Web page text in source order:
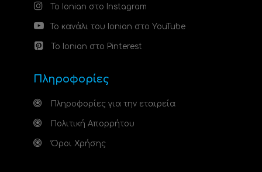
Το Ionian στο Instagram
Το κανάλι του Ionian στο YouTube
Το Ionian στο Pinterest
Πληροφορίες
Πληροφορίες για την εταιρεία
Πολιτική Απορρήτου
Όροι Χρήσης